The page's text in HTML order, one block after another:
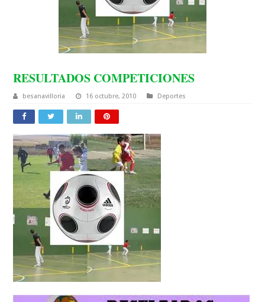
RESULTADOS COMPETICIONES
besanavilloria 16 octubre, 2010 Deportes